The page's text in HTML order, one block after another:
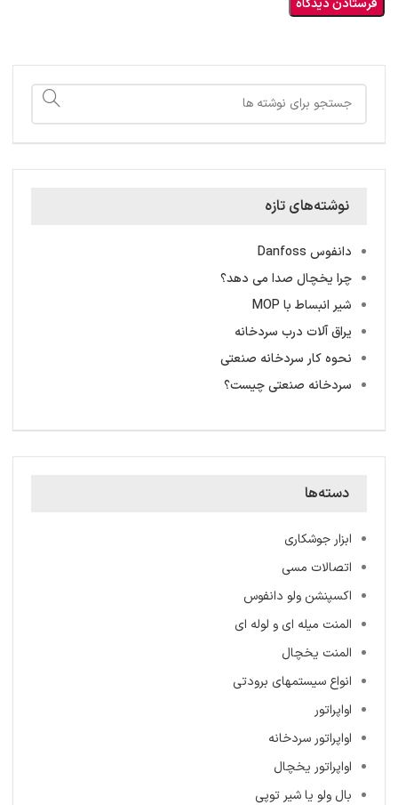
نوشته‌های تازه
دانفوس Danfoss
چرا یخچال صدا می دهد؟
شیر انبساط با MOP
یراق آلات درب سردخانه
نحوه کار سردخانه صنعتی
سردخانه‌ صنعتی چیست؟
دسته‌ها
ابزار جوشکاری
اتصالات مسی
اکسپنشن ولو دانفوس
المنت میله ‌ای و لوله ای
المنت یخچال
انواع سیستمهای برودتی
اواپراتور
اواپراتور سردخانه
اواپراتور یخچال
بال ولو یا شیر توپی